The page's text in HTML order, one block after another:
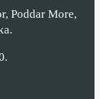
Poddar More,